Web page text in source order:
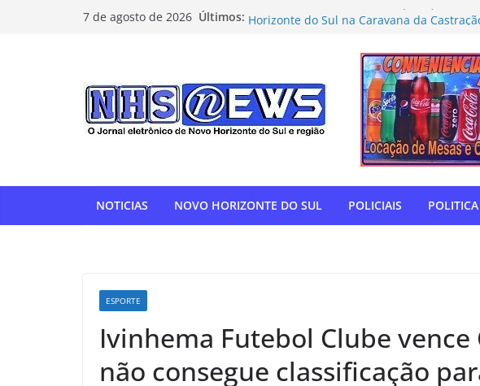
7 de agosto de 2026 Últimos: O vereador Luiz Enfermeiro (MDB) solicita
oitavas da Libertadores
Com relatoria do senador Nelsinho,
de impostos para doação de remédios
NOVO HORIZONTE DO SUL: Matogrosso
show histórico em outubro
“Gente, hoje eu, como autodefensor, não
para agradecer” — Tiago Taramelli
NOTICIAS
NOVO HORIZONTE DO SUL POLICIAIS POLITICA
ESPORTE
Ivinhema Futebol Clube vence
não consegue classificação